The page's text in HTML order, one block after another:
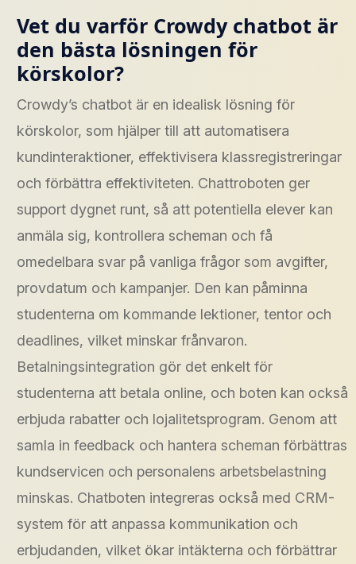
Vet du varför Crowdy chatbot är
den bästa lösningen för
körskolor?
Crowdy’s chatbot är en idealisk lösning för
körskolor, som hjälper till att automatisera
kundinteraktioner, effektivisera klassregistreringar
och förbättra effektiviteten. Chattroboten ger
support dygnet runt, så att potentiella elever kan
anmäla sig, kontrollera scheman och få
omedelbara svar på vanliga frågor som avgifter,
provdatum och kampanjer. Den kan påminna
studenterna om kommande lektioner, tentor och
deadlines, vilket minskar frånvaron.
Betalningsintegration gör det enkelt för
studenterna att betala online, och boten kan också
erbjuda rabatter och lojalitetsprogram. Genom att
samla in feedback och hantera scheman förbättras
kundservicen och personalens arbetsbelastning
minskas. Chatboten integreras också med CRM-
system för att anpassa kommunikation och
erbjudanden, vilket ökar intäkterna och förbättrar